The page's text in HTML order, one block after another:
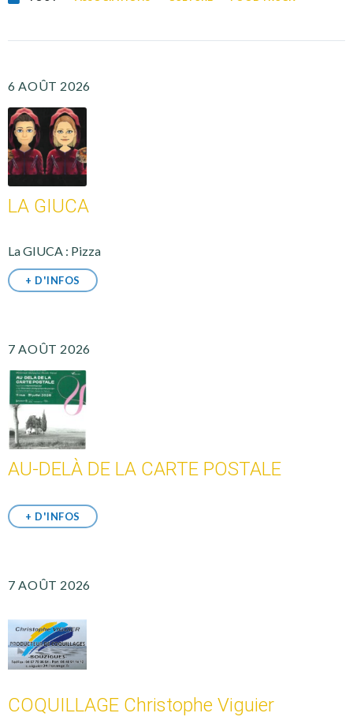
6 AOÛT 2026
LA GIUCA
La GIUCA : Pizza
+ D'INFOS
7 AOÛT 2026
AU-DELÀ DE LA CARTE POSTALE
+ D'INFOS
7 AOÛT 2026
COQUILLAGE Christophe Viguier